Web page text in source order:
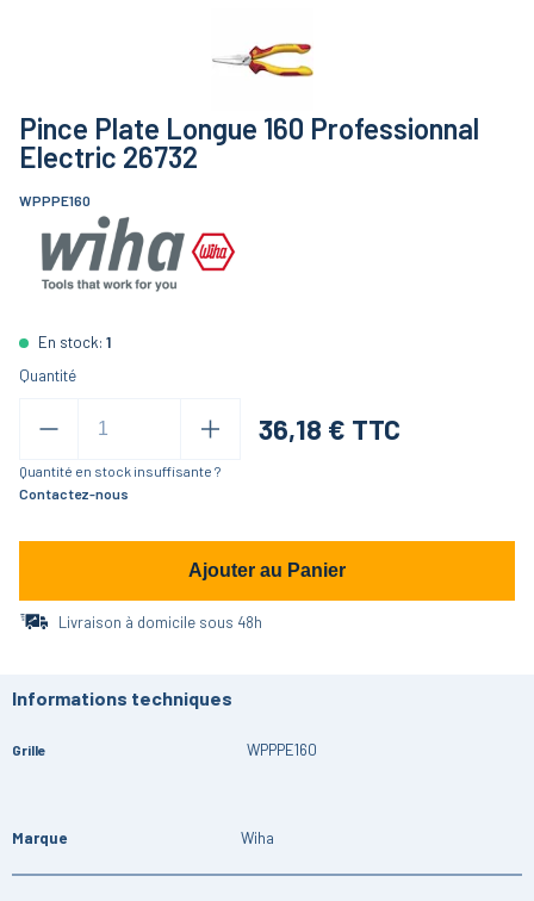
Pince Plate Longue 160 Professionnal
Electric 26732
WPPPE160
En stock: 1
Quantité
36,18 € TTC
Quantité en stock insuffisante ?
Contactez-nous
Ajouter au Panier
Livraison à domicile sous 48h
Informations techniques
Grille WPPPE160
Marque Wiha